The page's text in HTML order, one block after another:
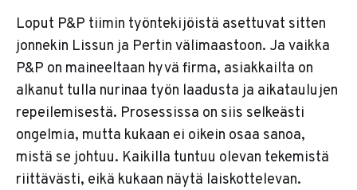
Loput P&P tiimin työntekijöistä asettuvat sitten
jonnekin Lissun ja Pertin välimaastoon. Ja vaikka
P&P on maineeltaan hyvä firma, asiakkailta on
alkanut tulla nurinaa työn laadusta ja aikataulujen
repeilemisestä. Prosessissa on siis selkeästi
ongelmia, mutta kukaan ei oikein osaa sanoa,
mistä se johtuu. Kaikilla tuntuu olevan tekemistä
riittävästi, eikä kukaan näytä laiskottelevan.